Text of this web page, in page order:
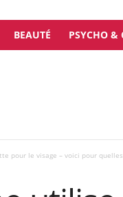
BEAUTÉ PSYCHO &
pour le visage – voici pour